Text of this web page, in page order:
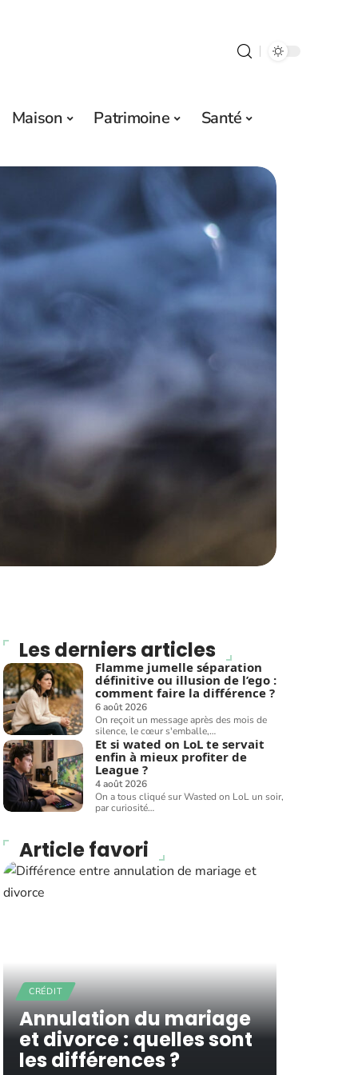
Maison Patrimoine Santé
Les derniers articles
Flamme jumelle séparation
définitive ou illusion de l’ego :
comment faire la différence ?
6 août 2026
On reçoit un message après des mois de
silence, le cœur s'emballe,…
Et si wated on LoL te servait
enfin à mieux profiter de
League ?
4 août 2026
On a tous cliqué sur Wasted on LoL un soir,
par curiosité…
Article favori
CRÉDIT
Annulation du mariage
et divorce : quelles sont
les différences ?